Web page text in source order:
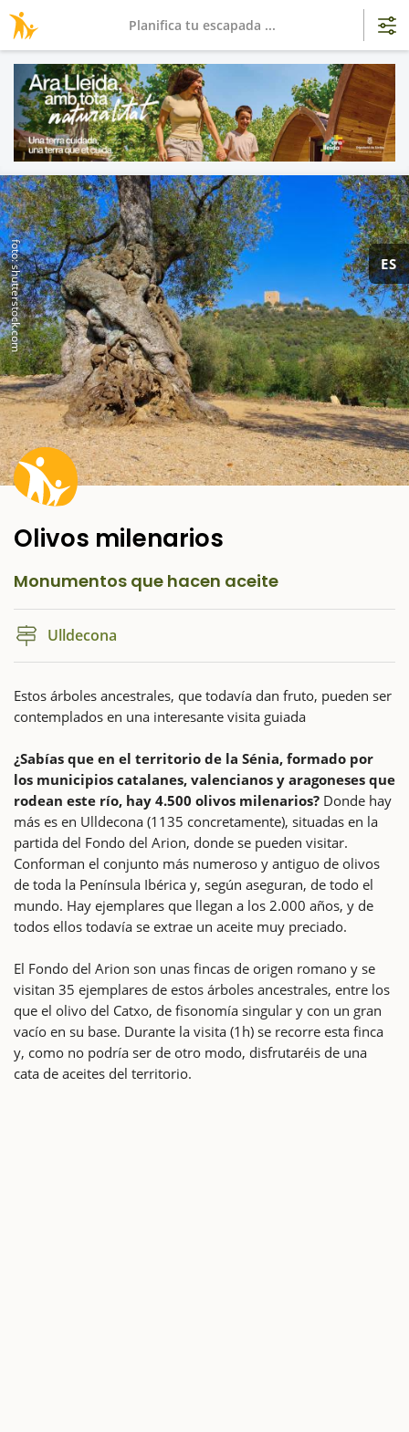
ES
Olivos milenarios
foto: shutterstock.com
Monumentos que hacen aceite
Ulldecona
Estos árboles ancestrales, que todavía dan fruto, pueden ser
contemplados en una interesante visita guiada
¿Sabías que en el territorio de la Sénia, formado por
los municipios catalanes, valencianos y aragoneses que
rodean este río, hay 4.500 olivos milenarios? Donde hay
más es en Ulldecona (1135 concretamente), situadas en la
partida del Fondo del Arion, donde se pueden visitar.
Conforman el conjunto más numeroso y antiguo de olivos
de toda la Península Ibérica y, según aseguran, de todo el
mundo. Hay ejemplares que llegan a los 2.000 años, y de
todos ellos todavía se extrae un aceite muy preciado.
El Fondo del Arion son unas fincas de origen romano y se
visitan 35 ejemplares de estos árboles ancestrales, entre los
que el olivo del Catxo, de fisonomía singular y con un gran
vacío en su base. Durante la visita (1h) se recorre esta finca
y, como no podría ser de otro modo, disfrutaréis de una
cata de aceites del territorio.
Planifica tu escapada ...